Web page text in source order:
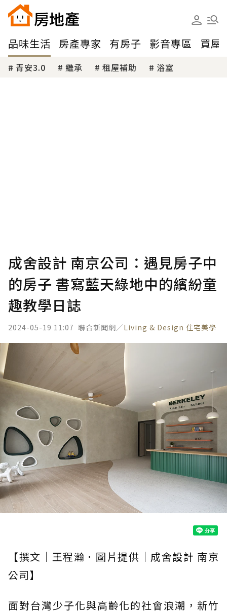
品味生活 房產專家 有房子 影音專區 買屋
青安3.0 繼承 租屋補助 浴室
成舍設計 南京公司：遇見房子中
的房子 書寫藍天綠地中的繽紛童
趣教學日誌
2024-05-19 11:07 聯合新聞網／Living & Design 住宅美學
【撰文｜王程瀚．圖片提供｜成舍設計 南京
公司】
面對台灣少子化與高齡化的社會浪潮，新竹